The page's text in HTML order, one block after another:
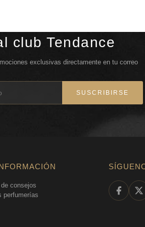
club Tendance
exclusivas directamente en tu correo
SUSCRIBIRSE
consejos
perfumerías